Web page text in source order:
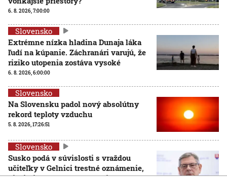
6. 8. 2026, 7:00:00
Slovensko
Extrémne nízka hladina Dunaja láka
ľudí na kúpanie. Záchranári varujú, že
riziko utopenia zostáva vysoké
6. 8. 2026, 6:00:00
Slovensko
Na Slovensku padol nový absolútny
rekord teploty vzduchu
5. 8. 2026, 17:26:51
Slovensko
Susko podá v súvislosti s vraždou
učiteľky v Gelnici trestné oznámenie,